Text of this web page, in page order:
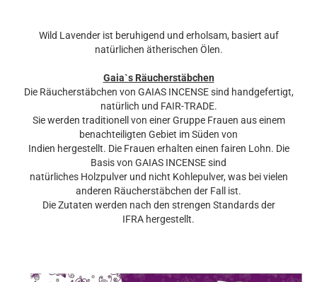
Wild Lavender ist beruhigend und erholsam, basiert auf
natürlichen ätherischen Ölen.
Gaia`s Räucherstäbchen
Die Räucherstäbchen von GAIAS INCENSE sind handgefertigt,
natürlich und FAIR-TRADE.
Sie werden traditionell von einer Gruppe Frauen aus einem
benachteiligten Gebiet im Süden von
Indien hergestellt. Die Frauen erhalten einen fairen Lohn. Die
Basis von GAIAS INCENSE sind
natürliches Holzpulver und nicht Kohlepulver, was bei vielen
anderen Räucherstäbchen der Fall ist.
Die Zutaten werden nach den strengen Standards der
IFRA hergestellt.